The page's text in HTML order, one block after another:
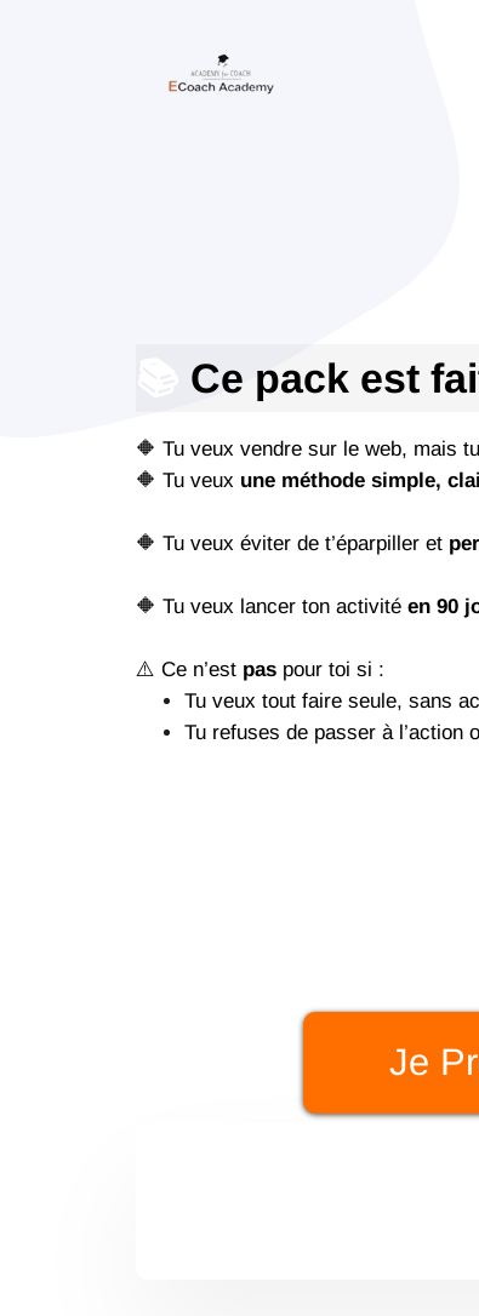
Ce pack est
🔶 Tu veux vendre sur le web, mais
🔶 Tu veux une méthode simple,
🔶 Tu veux éviter de t’éparpiller et
🔶 Tu veux lancer ton activité en 90
⚠️ Ce n’est pas pour toi si :
Tu veux tout faire seule, sans
Tu refuses de passer à l’action
Je